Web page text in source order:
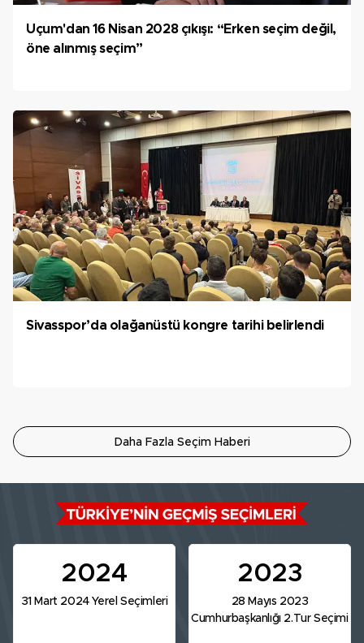
Uçum'dan 16 Nisan 2028 çıkışı: “Erken seçim değil,
öne alınmış seçim”
Sivasspor’da olağanüstü kongre tarihi belirlendi
Daha Fazla Seçim Haberi
2024
31 Mart 2024 Yerel Seçimleri
2023
28 Mayıs 2023
Cumhurbaşkanlığı 2.Tur Seçimi